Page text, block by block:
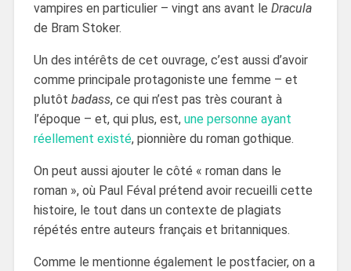
vampires en particulier – vingt ans avant le Dracula
de Bram Stoker.
Un des intérêts de cet ouvrage, c’est aussi d’avoir
comme principale protagoniste une femme – et
plutôt badass, ce qui n’est pas très courant à
l’époque – et, qui plus, est, une personne ayant
réellement existé, pionnière du roman gothique.
On peut aussi ajouter le côté « roman dans le
roman », où Paul Féval prétend avoir recueilli cette
histoire, le tout dans un contexte de plagiats
répétés entre auteurs français et britanniques.
Comme le mentionne également le postfacier, on a